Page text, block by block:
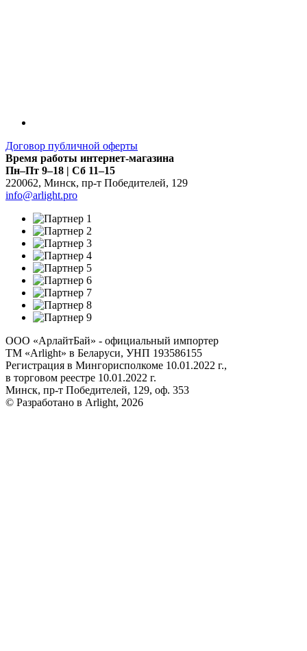
Договор публичной оферты
Время работы интернет-магазина
Пн–Пт 9–18 | Сб 11–15
220062, Минск, пр-т Победителей, 129
info@arlight.pro
ООО «АрлайтБай» - официальный импортер
ТМ «Arlight» в Беларуси, УНП 193586155
Регистрация в Мингорисполкоме 10.01.2022 г.,
в торговом реестре 10.01.2022 г.
Минск, пр-т Победителей, 129, оф. 353
© Разработано в Arlight, 2026